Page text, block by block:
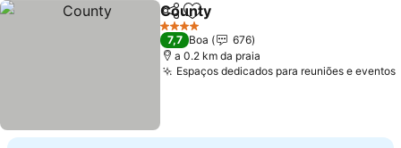
PartilharAdicionar aos favoritos
County
4 Estrelas
7,7 Boa
676
a 0.2 km da praia
Espaços dedicados para reuniões e eventos